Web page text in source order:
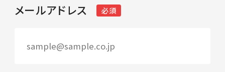
メールアドレス 必須